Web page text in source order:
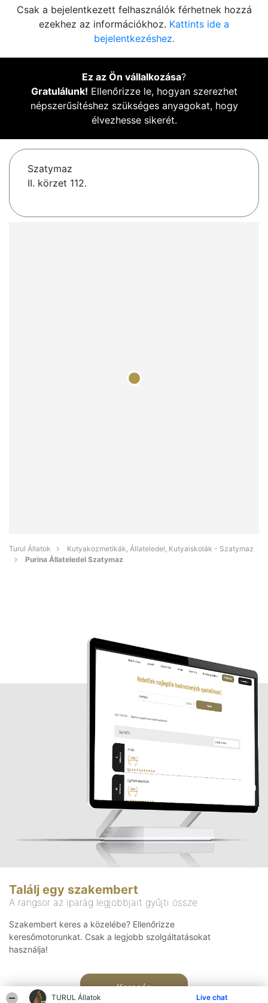
TURUL Állatok Live chat
Csak a bejelentkezett felhasználók férhetnek hozzá
ezekhez az információkhoz. Kattints ide a
bejelentkezéshez.
Ez az Ön vállalkozása?
Gratulálunk! Ellenőrizze le, hogyan szerezhet
népszerűsítéshez szükséges anyagokat, hogy
élvezhesse sikerét.
Szatymaz
II. körzet 112.
Turul Állatok
Kutyakozmetikák, Állateledel, Kutyaiskolák - Szatymaz
Purina Állateledel Szatymaz
Találj egy szakembert
A rangsor az iparág legjobbjait gyűjti össze
Szakembert keres a közelébe? Ellenőrizze
keresőmotorunkat. Csak a legjobb szolgáltatásokat
használja!
Keresés